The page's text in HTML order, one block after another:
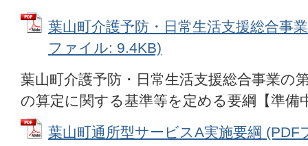
葉山町介護予防・日常生活支援総合事
ファイル: 9.4KB)
葉山町介護予防・日常生活支援総合事業の
の算定に関する基準等を定める要綱【準備
葉山町通所型サービスA実施要綱 (PDF